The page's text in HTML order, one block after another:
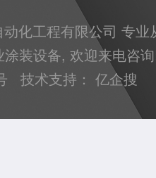
化工程有限公司 专业
涂装设备, 欢迎来电咨
技术支持： 亿企搜